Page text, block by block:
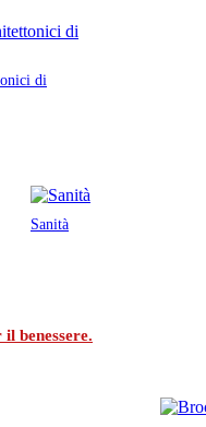
di
Sanità
benessere.